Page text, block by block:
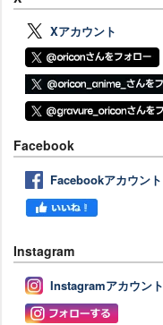
Xアカウント
Facebook
Facebookアカウント
Instagram
Instagramアカウント